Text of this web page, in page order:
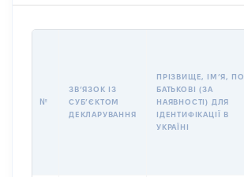
№
ЗВʼЯЗОК ІЗ
СУБʼЄКТОМ
ДЕКЛАРУВАННЯ
ПРІЗВИЩЕ, ІМʼЯ, ПО
БАТЬКОВІ (ЗА
НАЯВНОСТІ) ДЛЯ
ІДЕНТИФІКАЦІЇ В
УКРАЇНІ